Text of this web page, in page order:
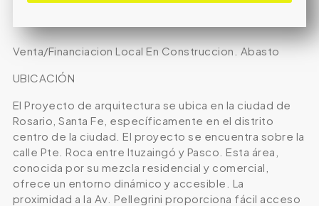
Venta/Financiacion Local En Construccion. Abasto
UBICACIÓN
El Proyecto de arquitectura se ubica en la ciudad de
Rosario, Santa Fe, específicamente en el distrito
centro de la ciudad. El proyecto se encuentra sobre la
calle Pte. Roca entre Ituzaingó y Pasco. Esta área,
conocida por su mezcla residencial y comercial,
ofrece un entorno dinámico y accesible. La
proximidad a la Av. Pellegrini proporciona fácil acceso